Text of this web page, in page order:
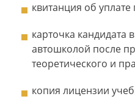
квитанция об
карточка кандидата
автошколой после
теоретического и
копия лицензии